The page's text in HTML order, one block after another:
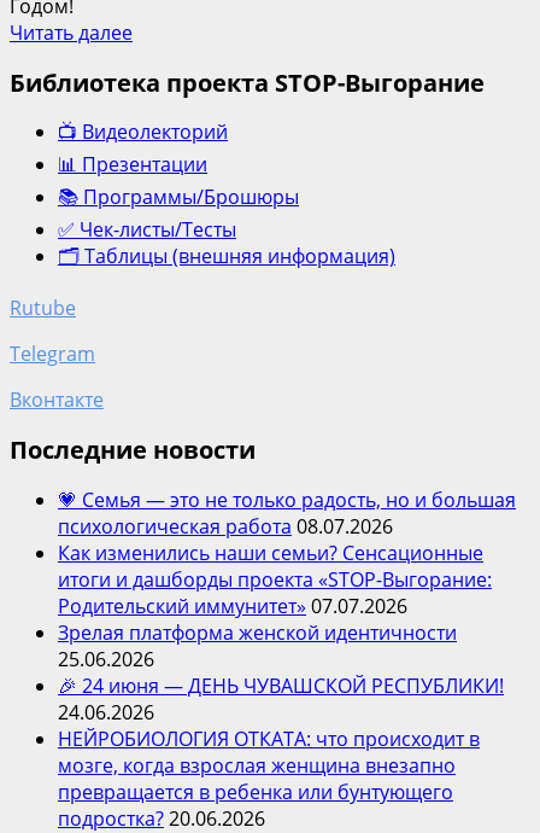
Годом!
Читать далееПодробнее
🎄
2022
года
Библиотека проекта STOP-Выгорание
📺 Видеолекторий
📊 Презентации
📚 Программы/Брошюры
✅ Чек-листы/Тесты
🗂️ Таблицы (внешняя информация)
Rutube
Telegram
Вконтакте
Последние новости
💗 Семья — это не только радость, но и большая
психологическая работа 08.07.2026
Как изменились наши семьи? Сенсационные
итоги и дашборды проекта «STOP-Выгорание:
Родительский иммунитет» 07.07.2026
Зрелая платформа женской идентичности
25.06.2026
🎉 24 июня — ДЕНЬ ЧУВАШСКОЙ РЕСПУБЛИКИ!
24.06.2026
НЕЙРОБИОЛОГИЯ ОТКАТА: что происходит в
мозге, когда взрослая женщина внезапно
превращается в ребенка или бунтующего
подростка?20.06.2026